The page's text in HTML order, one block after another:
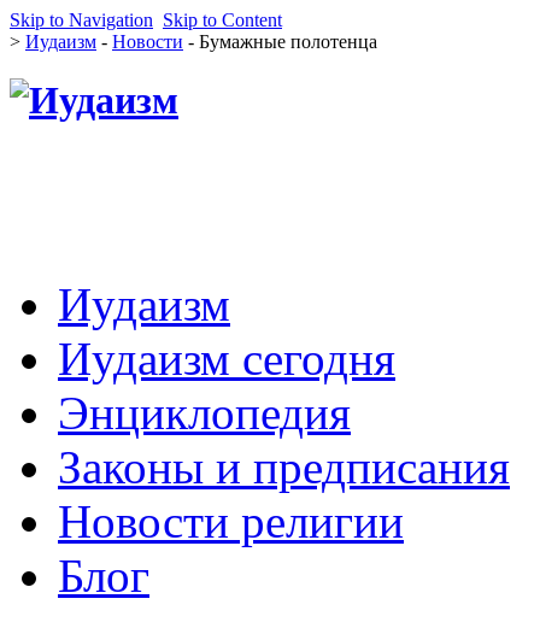
Skip to Navigation Skip to Content
> Иудаизм - Новости - Бумажные полотенца
Иудаизм
Иудаизм сегодня
Энциклопедия
Законы и предписания
Новости религии
Блог